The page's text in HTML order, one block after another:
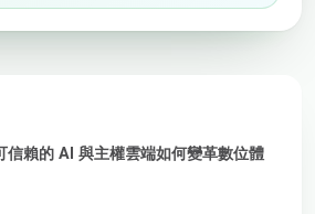
信賴的 AI 與主權雲端如何變革數位體